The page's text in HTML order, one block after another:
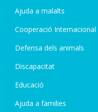
Ajuda a malalts
Cooperació Internacional
Defensa dels animals
Discapacitat
Educació
Ajuda a families